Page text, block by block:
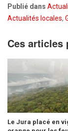
Publié dans
Actualités locales,
Ces articles
Le Jura placé en